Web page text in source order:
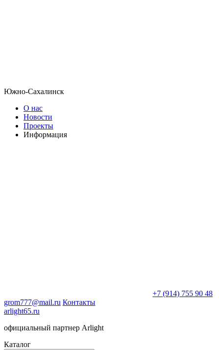
Южно-Сахалинск
О нас
Новости
Проекты
Информация
+7 (914) 755 90 48
grom777@mail.ru Контакты
arlight65.ru
официальный партнер Arlight
Каталог